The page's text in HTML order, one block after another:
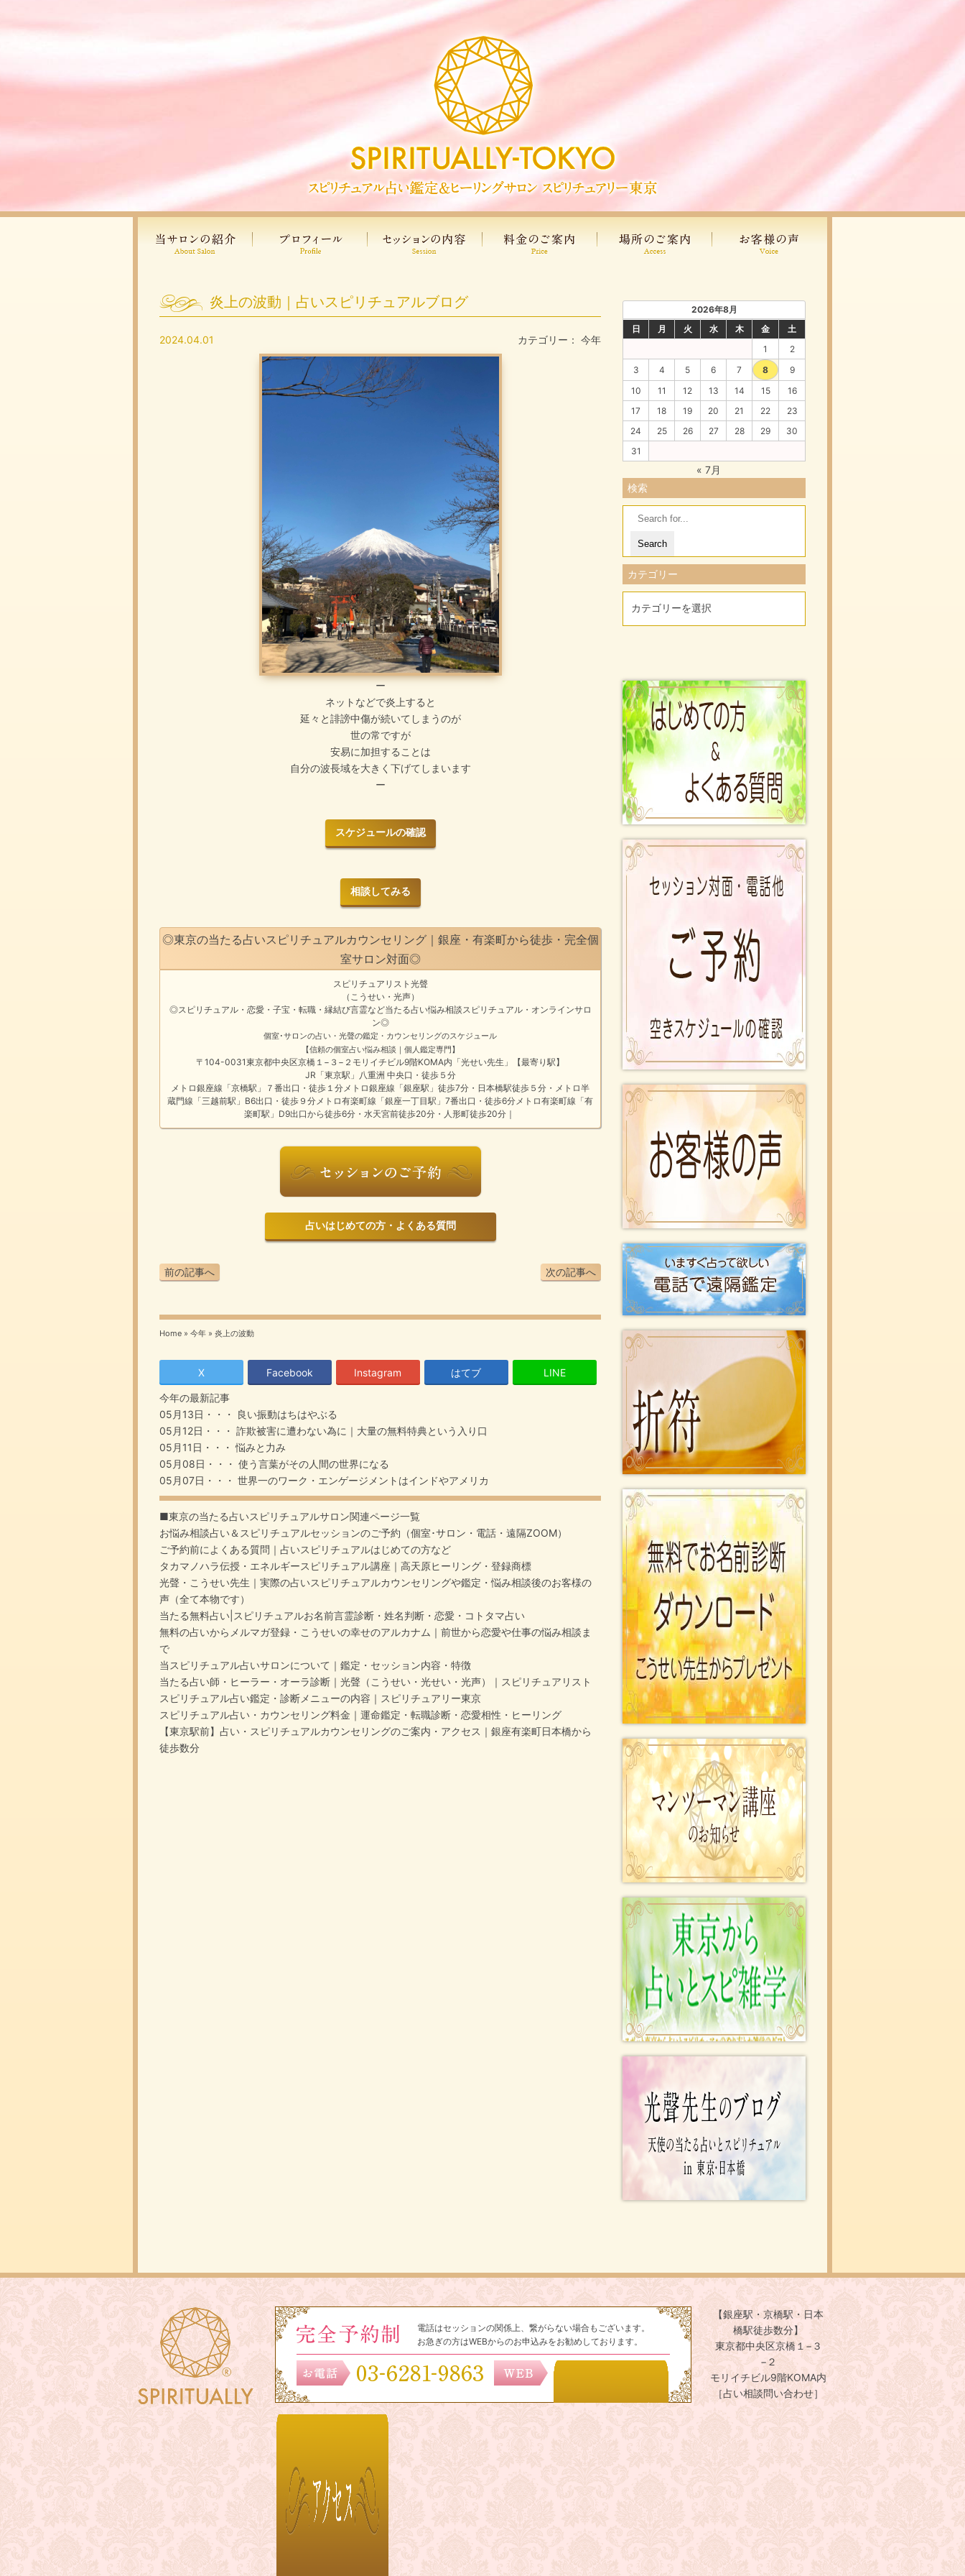
炎上の波動｜占いスピリチュアルブログ
カテゴリー： 今年
2024.04.01
ー
ネットなどで炎上すると
延々と誹謗中傷が続いてしまうのが
世の常ですが
安易に加担することは
自分の波長域を大きく下げてしまいます
ー
スケジュールの確認
相談してみる
◎東京の当たる占いスピリチュアルカウンセリング｜銀座・有楽町から徒歩・完全個
室サロン対面◎
スピリチュアリスト光聲
（こうせい・光声）
◎スピリチュアル・恋愛・子宝・転職・縁結び言霊など当たる占い悩み相談スピリチュアル・オンラインサロ
ン◎
個室･サロンの占い・光聲の鑑定・カウンセリングのスケジュール
【信頼の個室占い悩み相談｜個人鑑定専門】
〒104-0031東京都中央区京橋１−３−２モリイチビル9階KOMA内「光せい先生」【最寄り駅】
JR「東京駅」八重洲 中央口・徒歩５分
メトロ銀座線「京橋駅」７番出口・徒歩１分メトロ銀座線「銀座駅」徒歩7分・日本橋駅徒歩５分・メトロ半
蔵門線「三越前駅」B6出口・徒歩９分メトロ有楽町線「銀座一丁目駅」7番出口・徒歩6分メトロ有楽町線「有
楽町駅」D9出口から徒歩6分・水天宮前徒歩20分・人形町徒歩20分｜
占いはじめての方・よくある質問
次の記事へ
前の記事へ
Home » 今年 » 炎上の波動
X Facebook Instagram はてブ LINE
今年の最新記事
05月13日・・・
良い振動はちはやぶる
05月12日・・・ 詐欺被害に遭わない為に｜大量の無料特典という入り口
05月11日・・・ 悩みと力み
05月08日・・・ 使う言葉がその人間の世界になる
05月07日・・・ 世界一のワーク・エンゲージメントはインドやアメリカ
■東京の当たる占いスピリチュアルサロン関連ページ一覧
お悩み相談占い＆スピリチュアルセッションのご予約（個室･サロン・電話・遠隔ZOOM）
ご予約前によくある質問｜占いスピリチュアルはじめての方など
タカマノハラ伝授・エネルギースピリチュアル講座｜高天原ヒーリング・登録商標
光聲・こうせい先生｜実際の占いスピリチュアルカウンセリングや鑑定・悩み相談後のお客様の
声（全て本物です）
当たる無料占い|スピリチュアルお名前言霊診断・姓名判断・恋愛・コトタマ占い
無料の占いからメルマガ登録・こうせいの幸せのアルカナム｜前世から恋愛や仕事の悩み相談ま
で
当スピリチュアル占いサロンについて｜鑑定・セッション内容・特徴
当たる占い師・ヒーラー・オーラ診断｜光聲（こうせい・光せい・光声）｜スピリチュアリスト
スピリチュアル占い鑑定・診断メニューの内容｜スピリチュアリー東京
スピリチュアル占い・カウンセリング料金｜運命鑑定・転職診断・恋愛相性・ヒーリング
【東京駅前】占い・スピリチュアルカウンセリングのご案内・アクセス｜銀座有楽町日本橋から
徒歩数分
2026年8月
日
月 火 水 木 金
土
1
2
3
4 5 6 7 8
9
10
11 12 13 14 15
16
17
18 19 20 21 22
23
24
25 26 27 28 29
30
31
« 7月
検索
Search
カテゴリー
電話はセッションの関係上、繋がらない場合もございます。
お急ぎの方はWEBからのお申込みをお勧めしております。
【銀座駅・京橋駅・日本
橋駅徒歩数分】
東京都中央区京橋１−３
−２
モリイチビル9階KOMA内
［占い相談問い合わせ］